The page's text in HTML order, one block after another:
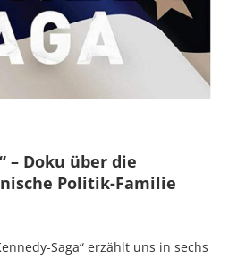
– Doku über die
Politik-Familie
Saga“ erzählt uns in sechs